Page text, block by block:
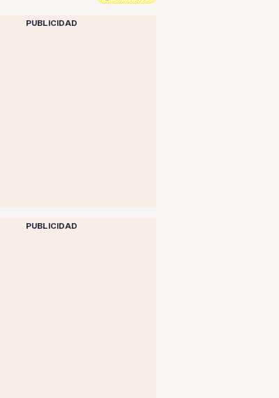
PUBLICIDAD
PUBLICIDAD